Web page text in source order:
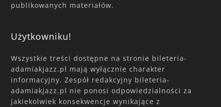
publikowanych materiałów.
Użytkowniku!
Wszystkie treści dostępne na stronie bileteria-
adamiakjazz.pl mają wyłącznie charakter
informacyjny. Zespół redakcyjny bileteria-
adamiakjazz.pl nie ponosi odpowiedzialności za
jakiekolwiek konsekwencje wynikające z